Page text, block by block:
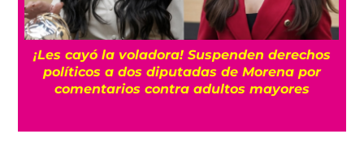
¡Les cayó la voladora! Suspenden derechos
políticos a dos diputadas de Morena por
comentarios contra adultos mayores